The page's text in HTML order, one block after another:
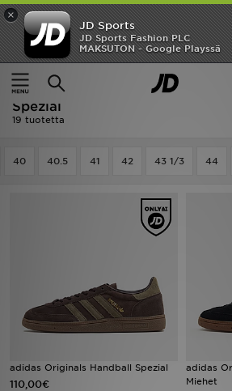
×
JD Sports
JD Sports Fashion PLC
MAKSUTON - Google Playssä
Etusivu
Miehet
Miehet - Adidas Originals
Spezial
19 tuotetta
40 40.5 41 42 43 1/3 44
adidas Originals Handball Spezial
110,00€
adidas
Miehet
Etusivu
Ale
Uutuudet
Inspiroidu
Jalkapallo